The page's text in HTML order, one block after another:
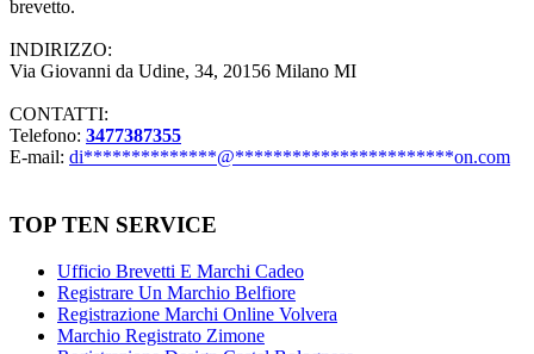
brevetto.
INDIRIZZO:
Via Giovanni da Udine, 34, 20156 Milano MI
CONTATTI:
Telefono: 3477387355
E-mail: di**************@***********************on.com
TOP TEN SERVICE
Ufficio Brevetti E Marchi Cadeo
Registrare Un Marchio Belfiore
Registrazione Marchi Online Volvera
Marchio Registrato Zimone